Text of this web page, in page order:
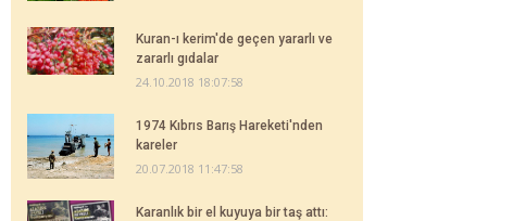
Kuran-ı kerim'de geçen yararlı ve
zararlı gıdalar
24.10.2018 18:07:58
1974 Kıbrıs Barış Hareketi'nden
kareler
20.07.2018 11:47:58
Karanlık bir el kuyuya bir taş attı: